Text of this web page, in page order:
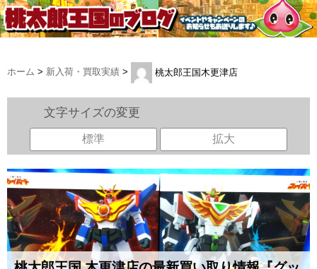
ホーム > 新入荷・買取実績 > 桃太郎王国木更津店
文字サイズの変更
標準 拡大